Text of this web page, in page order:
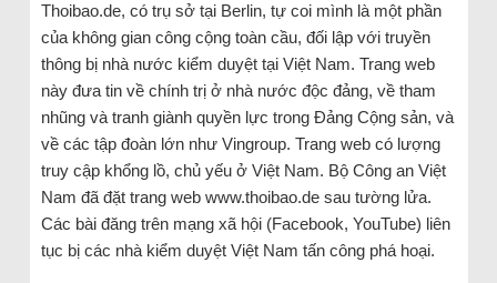
Thoibao.de, có trụ sở tại Berlin, tự coi mình là một phần
của không gian công cộng toàn cầu, đối lập với truyền
thông bị nhà nước kiểm duyệt tại Việt Nam. Trang web
này đưa tin về chính trị ở nhà nước độc đảng, về tham
nhũng và tranh giành quyền lực trong Đảng Cộng sản, và
về các tập đoàn lớn như Vingroup. Trang web có lượng
truy cập khổng lồ, chủ yếu ở Việt Nam. Bộ Công an Việt
Nam đã đặt trang web www.thoibao.de sau tường lửa.
Các bài đăng trên mạng xã hội (Facebook, YouTube) liên
tục bị các nhà kiểm duyệt Việt Nam tấn công phá hoại.